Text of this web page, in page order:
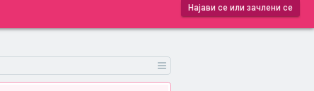
Најави се или зачлени се